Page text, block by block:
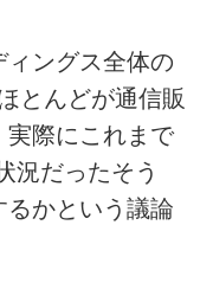
ングス全体の
とんどが通信販
実際にこれまで
況だったそう
かという議論